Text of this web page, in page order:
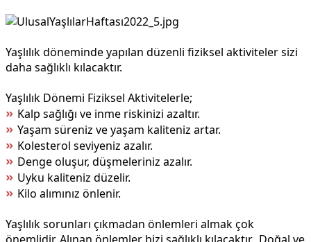
Yaşlılık döneminde yapılan düzenli fiziksel aktiviteler sizi
daha sağlıklı kılacaktır.
Yaşlılık Dönemi Fiziksel Aktivitelerle;
» Kalp sağlığı ve inme riskinizi azaltır.
» Yaşam süreniz ve yaşam kaliteniz artar.
» Kolesterol seviyeniz azalır.
» Denge oluşur, düşmeleriniz azalır.
» Uyku kaliteniz düzelir.
» Kilo alımınız önlenir.
Yaşlılık sorunları çıkmadan önlemleri almak çok